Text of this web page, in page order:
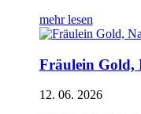
mehr lesen
Fräulein Gold,
12. 06. 2026